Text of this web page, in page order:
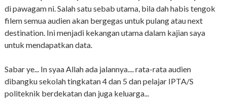
di pawagam ni. Salah satu sebab utama, bila dah habis tengok
filem semua audien akan bergegas untuk pulang atau next
destination. Ini menjadi kekangan utama dalam kajian saya
untuk mendapatkan data.
Sabar ye... In syaa Allah ada jalannya.... rata-rata audien
dibangku sekolah tingkatan 4 dan 5 dan pelajar IPTA/S
politeknik berdekatan dan juga keluarga...